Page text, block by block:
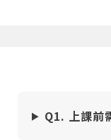
Q1. 上課前